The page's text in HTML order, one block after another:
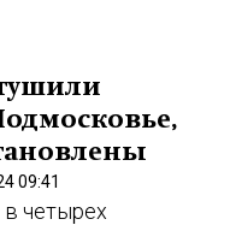
09:41
четырех